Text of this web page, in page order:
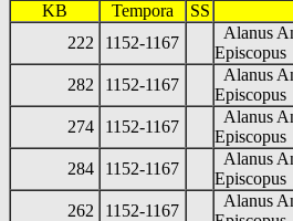
KB Tempora SS
222
1152-1167
Alanus
Episcopus
282 1152-1167
Alanus
Episcopus
274 1152-1167
Alanus
Episcopus
284 1152-1167
Alanus
Episcopus
262 1152-1167
Alanus